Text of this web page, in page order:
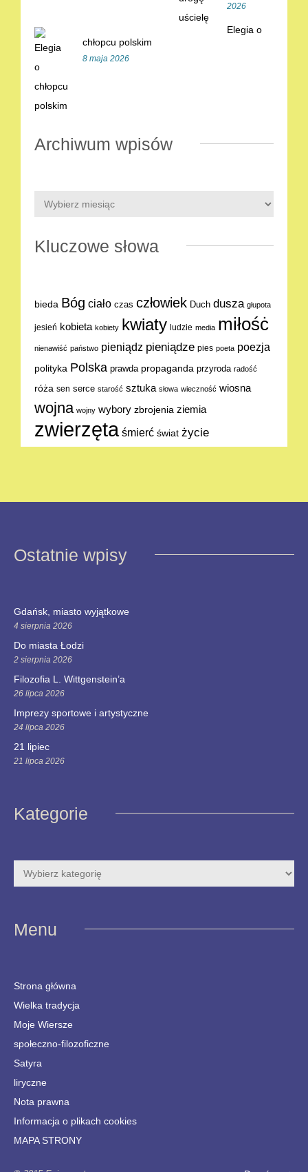
2026
Elegia o
chłopcu polskim
8 maja 2026
Archiwum wpisów
Kluczowe słowa
bieda Bóg ciało czas człowiek Duch dusza głupota
jesień kobieta kobiety kwiaty ludzie media miłośċ
nienawiść państwo pieniądz pieniądze pies poeta poezja
polityka Polska prawda propaganda przyroda radość
róża sen serce starość sztuka słowa wieczność wiosna
wojna wojny wybory zbrojenia ziemia
zwierzęta śmierć świat życie
Ostatnie wpisy
Gdańsk, miasto wyjątkowe
4 sierpnia 2026
Do miasta Łodzi
2 sierpnia 2026
Filozofia L. Wittgenstein’a
26 lipca 2026
Imprezy sportowe i artystyczne
24 lipca 2026
21 lipiec
21 lipca 2026
Kategorie
Menu
Strona główna
Wielka tradycja
Moje Wiersze
społeczno-filozoficzne
Satyra
liryczne
Nota prawna
Informacja o plikach cookies
MAPA STRONY